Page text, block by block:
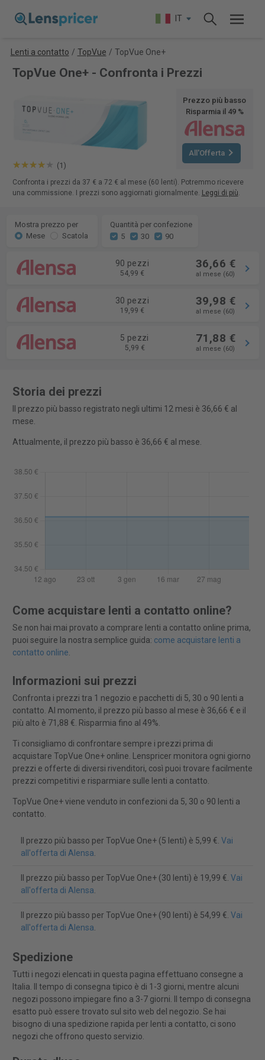
IT
Lenti a contatto / TopVue / TopVue One+
TopVue One+ - Confronta i Prezzi
(1)
Prezzo più basso
Risparmia il 49 %
All'Offerta
Confronta i prezzi da 37 € a 72 € al mese (60 lenti). Potremmo ricevere
una commissione. I prezzi sono aggiornati giornalmente. Leggi di più.
Mostra prezzo per
Mese
Scatola
Quantità per confezione
5
30 90
90 pezzi
54,99 €
36,66 €
al mese (60)
30 pezzi
19,99 €
39,98 €
al mese (60)
5 pezzi
5,99 €
71,88 €
al mese (60)
Storia dei prezzi
Il prezzo più basso registrato negli ultimi 12 mesi è 36,66 € al
mese.
Attualmente, il prezzo più basso è 36,66 € al mese.
Come acquistare lenti a contatto online?
Se non hai mai provato a comprare lenti a contatto online prima,
puoi seguire la nostra semplice guida: come acquistare lenti a
contatto online.
Informazioni sui prezzi
Confronta i prezzi tra 1 negozio e pacchetti di 5, 30 o 90 lenti a
contatto. Al momento, il prezzo più basso al mese è 36,66 € e il
più alto è 71,88 €. Risparmia fino al 49%.
Ti consigliamo di confrontare sempre i prezzi prima di
acquistare TopVue One+ online. Lenspricer monitora ogni giorno
prezzi e offerte di diversi rivenditori, così puoi trovare facilmente
prezzi competitivi e risparmiare sulle lenti a contatto.
TopVue One+ viene venduto in confezioni da 5, 30 o 90 lenti a
contatto.
Il prezzo più basso per TopVue One+ (5 lenti) è 5,99 €. Vai
all'offerta di Alensa.
Il prezzo più basso per TopVue One+ (30 lenti) è 19,99 €. Vai
all'offerta di Alensa.
Il prezzo più basso per TopVue One+ (90 lenti) è 54,99 €. Vai
all'offerta di Alensa.
Spedizione
Tutti i negozi elencati in questa pagina effettuano consegne a
Italia. Il tempo di consegna tipico è di 1-3 giorni, mentre alcuni
negozi possono impiegare fino a 3-7 giorni. Il tempo di consegna
esatto può essere trovato sul sito web del negozio. Se hai
bisogno di una spedizione rapida per lenti a contatto, ci sono
negozi che offrono questo servizio.